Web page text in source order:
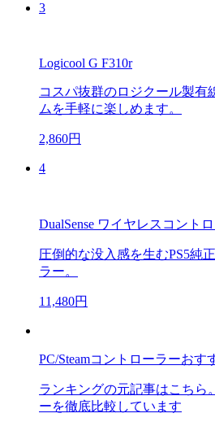
3
Logicool G F310r
コスパ抜群のロジクール製有
ムを手軽に楽しめます。
2,860円
4
DualSense ワイヤレスコント
圧倒的な没入感を生むPS5純
ラー。
11,480円
PC/Steamコントローラーおす
ランキングの元記事はこちら
ーを徹底比較しています